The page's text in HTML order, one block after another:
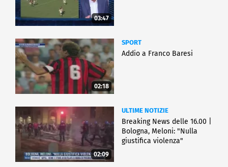
03:47
02:18
SPORT
Addio a Franco Baresi
02:09
ULTIME NOTIZIE
Breaking News delle 16.00 |
Bologna, Meloni: "Nulla
giustifica violenza"